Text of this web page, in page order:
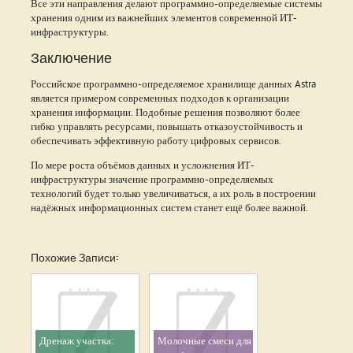
Все эти направления делают программно-определяемые системы
хранения одним из важнейших элементов современной ИТ-
инфраструктуры.
Заключение
Российское программно-определяемое хранилище данных Astra
является примером современных подходов к организации
хранения информации. Подобные решения позволяют более
гибко управлять ресурсами, повышать отказоустойчивость и
обеспечивать эффективную работу цифровых сервисов.
По мере роста объёмов данных и усложнения ИТ-
инфраструктуры значение программно-определяемых
технологий будет только увеличиваться, а их роль в построении
надёжных информационных систем станет ещё более важной.
Похожие Записи:
Дренаж участка:
Молочные смеси для